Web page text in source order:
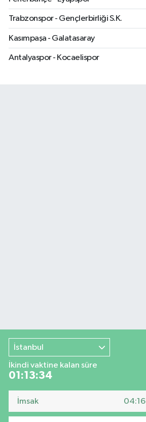
Trabzonspor - Gençlerbirliği S.K.
Kasımpaşa - Galatasaray
Antalyaspor - Kocaelispor
İstanbul
İkindi vaktine kalan süre
01:13:33
İmsak 04:16